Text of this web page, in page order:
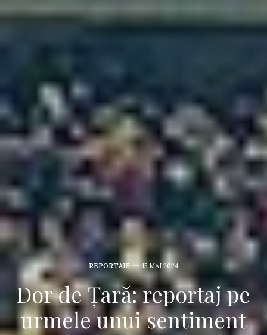
REPORTAJE 15 MAI 2024
Dor de Țară: reportaj pe
urmele unui sentiment